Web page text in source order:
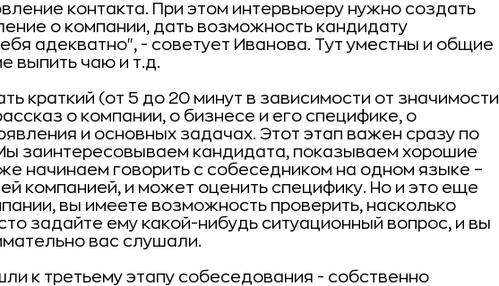
контакта. При этом интервьюеру нужно создать
о компании, дать возможность кандидату
адекватно", - советует Иванова. Тут уместны и общие
выпить чаю и т.д.
краткий (от 5 до 20 минут в зависимости от значимости
о компании, о бизнесе и его специфике, о
и основных задачах. Этот этап важен сразу по
заинтересовываем кандидата, показываем хорошие
начинаем говорить с собеседником на одном языке –
компанией, и может оценить специфику. Но и это еще
вы имеете возможность проверить, насколько
задайте ему какой-нибудь ситуационный вопрос, и вы
вас слушали.
к третьему этапу собеседования - собственно